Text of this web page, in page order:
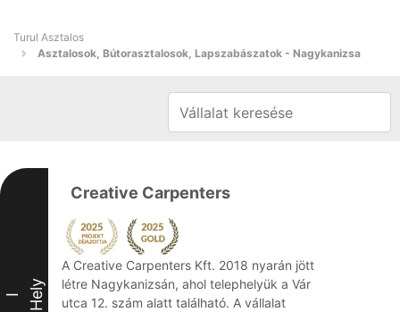
Turul Asztalos
Asztalosok, Bútorasztalosok, Lapszabászatok - Nagykanizsa
I Hely
Creative Carpenters
A Creative Carpenters Kft. 2018 nyarán jött
létre Nagykanizsán, ahol telephelyük a Vár
utca 12. szám alatt található. A vállalat